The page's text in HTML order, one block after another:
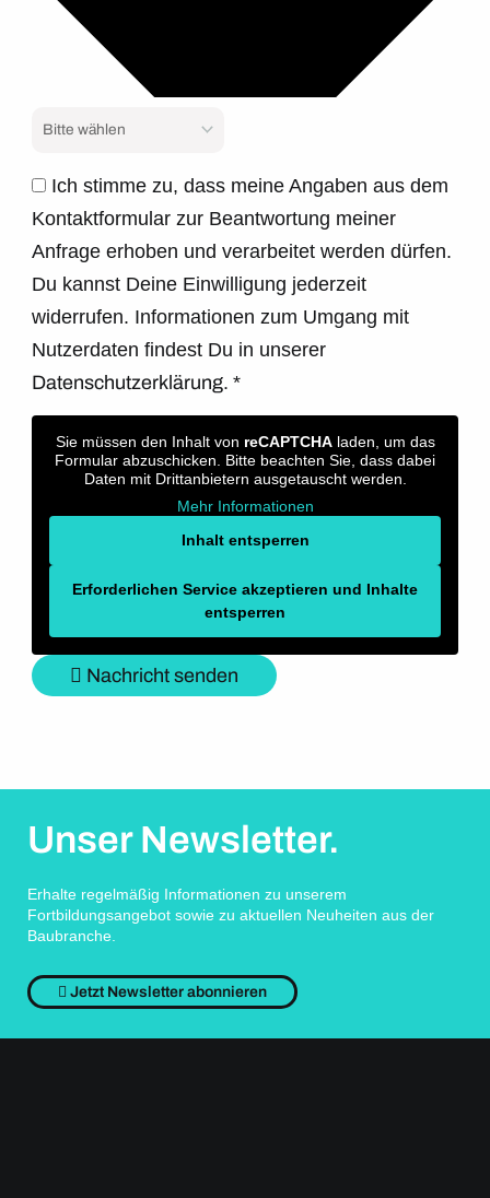
Ich stimme zu, dass meine Angaben aus dem
Kontaktformular zur Beantwortung meiner
Anfrage erhoben und verarbeitet werden dürfen.
Du kannst Deine Einwilligung jederzeit
widerrufen. Informationen zum Umgang mit
Nutzerdaten findest Du in unserer
Datenschutzerklärung.*
Sie müssen den Inhalt von reCAPTCHAladen, um das
Formular abzuschicken. Bitte beachten Sie, dass dabei
Daten mit Drittanbietern ausgetauscht werden.
Mehr Informationen
Inhalt entsperren
Erforderlichen Service akzeptieren und Inhalte
entsperren
Nachricht senden
Unser Newsletter.
Erhalte regelmäßig Informationen zu unserem
Fortbildungsangebot sowie zu aktuellen Neuheiten aus der
Baubranche.
Jetzt Newsletter abonnieren